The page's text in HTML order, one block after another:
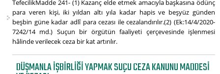
TefecilikMadde 241- (1) Kazanç elde etmek amacıyla başkasına ödünç
para veren kişi, iki yıldan altı yıla kadar hapis ve beşyüz günden
beşbin güne kadar adlî para cezası ile cezalandırılır.(2) (Ek:14/4/2020-
7242/14 md.) Suçun bir örgütün faaliyeti çerçevesinde işlenmesi
hâlinde verilecek ceza bir kat artırılır.
DÜŞMANLA IŞBIRLIĞI YAPMAK SUÇU CEZA KANUNU MADDESI